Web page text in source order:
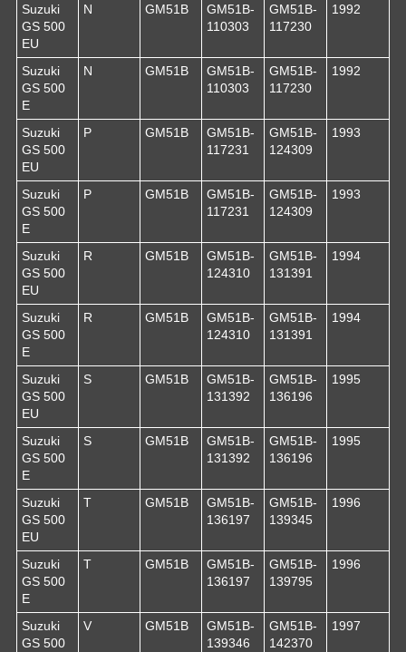
Suzuki
GS 500
EU
N GM51B
GM51B-
110303
GM51B-
117230
1992
Suzuki
GS 500
E
N GM51B
GM51B-
110303
GM51B-
117230
1992
Suzuki
GS 500
EU
P GM51B
GM51B-
117231
GM51B-
124309
1993
Suzuki
GS 500
E
P GM51B
GM51B-
117231
GM51B-
124309
1993
Suzuki
GS 500
EU
R GM51B
GM51B-
124310
GM51B-
131391
1994
Suzuki
GS 500
E
R GM51B
GM51B-
124310
GM51B-
131391
1994
Suzuki
GS 500
EU
S GM51B
GM51B-
131392
GM51B-
136196
1995
Suzuki
GS 500
E
S GM51B
GM51B-
131392
GM51B-
136196
1995
Suzuki
GS 500
EU
T GM51B
GM51B-
136197
GM51B-
139345
1996
Suzuki
GS 500
E
T GM51B
GM51B-
136197
GM51B-
139795
1996
Suzuki
GS 500
V GM51B
GM51B-
139346
GM51B-
142370
1997